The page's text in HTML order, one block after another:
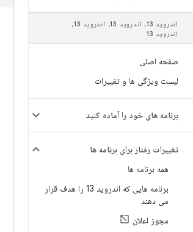
اندروید 13، اندروید 13، اندروید 13،
اندروید 13
صفحه اصلی
لیست ویژگی ها و تغییرات
برنامه های خود را آماده کنید
تغییرات رفتار برای برنامه ها
همه برنامه ها
برنامه هایی که اندروید 13 را هدف قرار
می دهند
مجوز اعلان